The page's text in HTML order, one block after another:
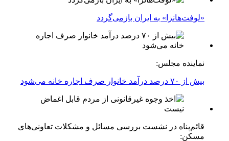
«لوفت‌هانزا» به ایران بازمی‌گردد
نماینده مجلس:
بیش از ۷۰ درصد درآمد خانوار صرف اجاره خانه می‌شود
قائم‌پناه در نشست بررسی مسائل و مشکلات تعاونی‌های
مسکن: